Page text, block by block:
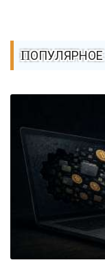
ПОПУЛЯРНОЕ